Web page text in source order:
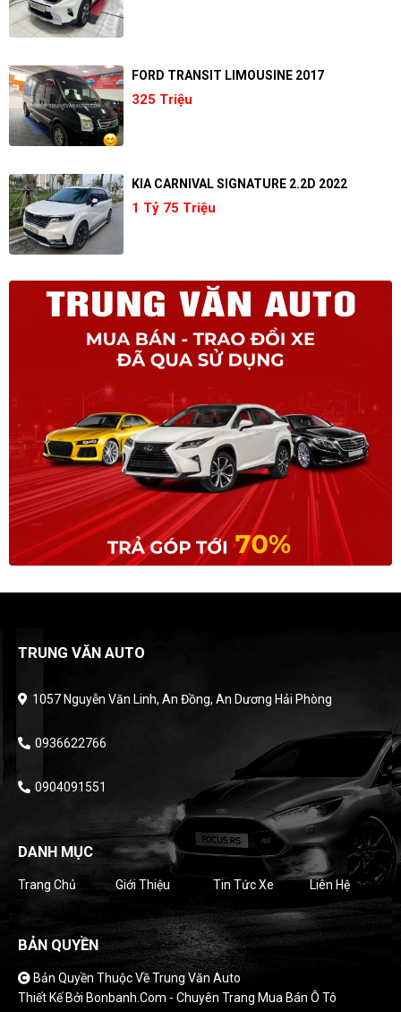
FORD TRANSIT LIMOUSINE 2017
325 Triệu
KIA CARNIVAL SIGNATURE 2.2D 2022
1 Tỷ 75 Triệu
TRUNG VĂN AUTO
1057 Nguyễn Văn Linh, An Đồng, An Dương Hải Phòng
0936622766
0904091551
DANH MỤC
Trang Chủ Giới Thiệu Tin Tức Xe Liên Hệ
BẢN QUYỀN
Bản Quyền Thuộc Về Trung Văn Auto
Thiết Kế Bởi Bonbanh.com - Chuyên Trang Mua Bán Ô Tô